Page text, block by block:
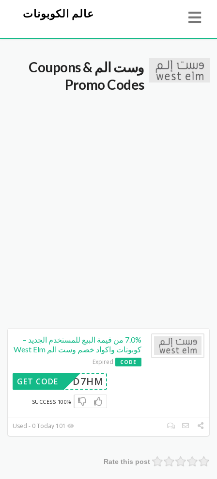
عالم الكوبونات
وست الم Coupons &
Promo Codes
7.0% من قيمة البيع للمستخدم الجديد –
كوبونات واكواد خصم وست الم West Elm
CODE
Expired
D7HM
GET CODE
100% SUCCESS
Rate this post